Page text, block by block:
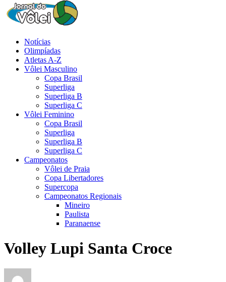
Notícias
Olimpíadas
Atletas A-Z
Vôlei Masculino
Copa Brasil
Superliga
Superliga B
Superliga C
Vôlei Feminino
Copa Brasil
Superliga
Superliga B
Superliga C
Campeonatos
Vôlei de Praia
Copa Libertadores
Supercopa
Campeonatos Regionais
Mineiro
Paulista
Paranaense
Volley Lupi Santa Croce